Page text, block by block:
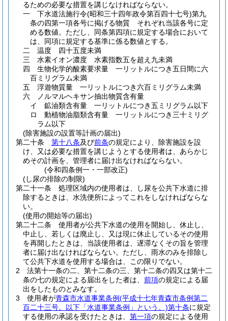
るための必要な措置を講じなければならない。
一
下水道法施行令(昭和三十四年政令第百四十七号)第九
条の四第一項各号に掲げる物質 それぞれ当該各号に定
める数値。 ただし、同条第四項に規定する場合において
は、同項に規定する基準に係る数値とする。
二
温度 四十五度未満
三
水素イオン濃度 水素指数五を超え九未満
四
生物化学的酸素要求量 一リットルにつき五日間に六
百ミリグラム未満
五
浮遊物質量 一リットルにつき六百ミリグラム未満
六
ノルマルヘキサン抽出物質含有量
イ
鉱油類含有量 一リットルにつき五ミリグラム以下
ロ
動植物油脂類含有量 一リットルにつき三十ミリグ
ラム以下
(除害施設の設置等計画の届出)
第二十条
第十八条及び前条の規定により、除害施設を設
け、又は必要な措置を講じようとする使用者は、あらかじ
めその計画を、管理者に届け出なければならない。
(令和四条例一・一部改正)
(し尿の排除の制限)
第二十一条
処理区域内の使用者は、し尿を公共下水道に排
除するときは、水洗便所によってこれをしなければならな
い。
(使用の開始等の届出)
第二十二条
使用者が公共下水道の使用を開始し、休止し、
中止し、若しくは廃止し、又は現に休止しているその使用
を再開したときは、当該使用者は、遅滞なくその旨を管理
者に届け出なければならない。 ただし、雨水のみを排除し
て公共下水道を使用する場合は、この限りでない。
2
法第十一条の二、第十二条の三、第十二条の四又は第十二
条の七の規定による届出をした者は、 前項の規定による届
出をしたものとみなす。
3
使用者が青森市水道事業条例(平成十七年青森市条例第二
百二十三号。以下「水道事業条例」という。)第十条に規定
する使用の承認を受けたときは、 第一項の規定による使用